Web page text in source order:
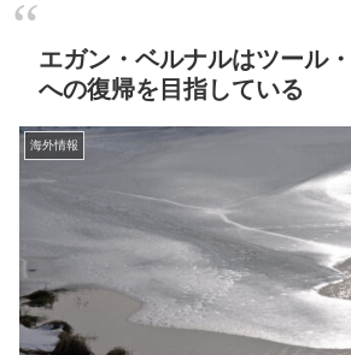
エガン・ベルナルはツール
への復帰を目指している
海外情報